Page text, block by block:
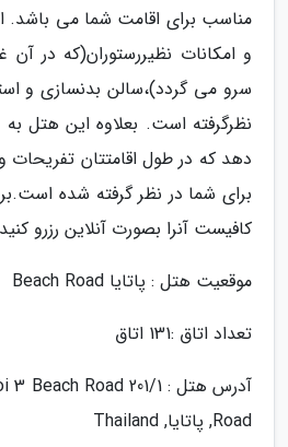
مناسب برای اقامت شما می باشد.
و امکانات نظیررستوران(که در آن
سرو می گردد)،سالن بدنسازی و
نظرگرفته است. بعلاوه این هتل
دهد که در طول اقامتتان
برای شما در نظر گرفته شده
کافیست آنرا بصورت آنلاین رزرو
موقعیت هتل : پاتایا Beach Road
تعداد اتاق :131 اتاق
Road, پاتایا, Thailand